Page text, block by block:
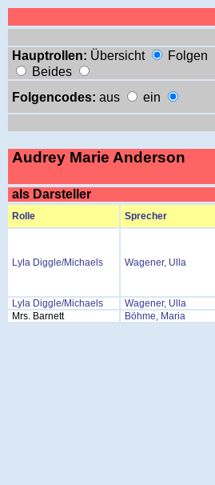
Hauptrollen: Übersicht
Folgen
Beides
Folgencodes: aus ein
Audrey Marie Anderson
als Darsteller
Rolle Sprecher
Lyla Diggle/Michaels Wagener, Ulla
Lyla Diggle/Michaels
Wagener, Ulla
Mrs. Barnett
Böhme, Maria